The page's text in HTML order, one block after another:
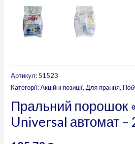
Артикул: 51523
Категорії:Акційні позиції, Для прання,
Пральний порошок
Universal автомат –